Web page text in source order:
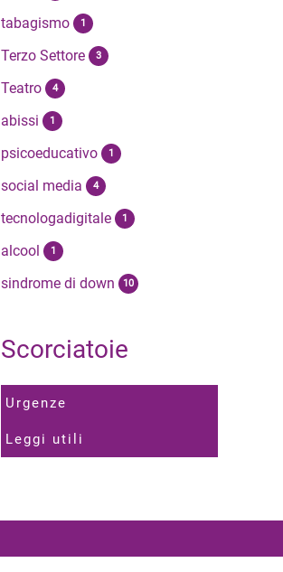
tabagismo 1
Terzo Settore 3
Teatro 4
abissi 1
psicoeducativo 1
social media 4
tecnologadigitale 1
alcool 1
sindrome di down 10
Scorciatoie
Urgenze
Leggi utili